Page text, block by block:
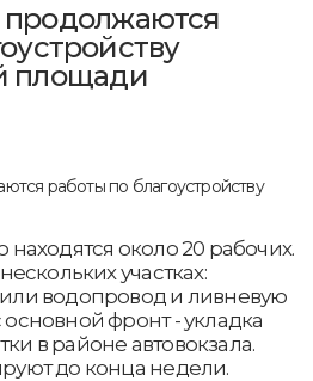
площади
находятся около 20 рабочих.
участках:
водопровод и ливневую
фронт - укладка
в районе автовокзала.
до конца недели.